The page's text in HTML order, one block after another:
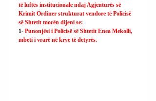
të luftës institucionale ndaj Agjenturës së
Krimit Ordiner strukturat vendore të Policisë
së Shtetit morën dijeni se:
1- Punonjësi i Policisë së Shtetit Enea Mekolli,
mbeti i vrarë në krye të detyrës.